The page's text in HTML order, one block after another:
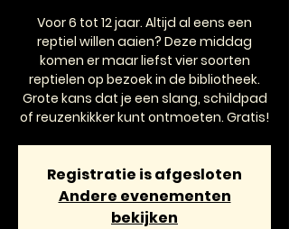
Voor 6 tot 12 jaar. Altijd al eens een
reptiel willen aaien? Deze middag
komen er maar liefst vier soorten
reptielen op bezoek in de bibliotheek.
Grote kans dat je een slang, schildpad
of reuzenkikker kunt ontmoeten. Gratis!
Registratie is afgesloten
Andere evenementen
bekijken